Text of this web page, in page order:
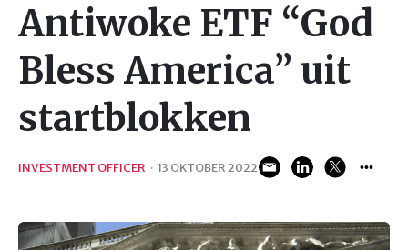
Antiwoke ETF “God
Bless America” uit
startblokken
INVESTMENT OFFICER · 13 OKTOBER 2022